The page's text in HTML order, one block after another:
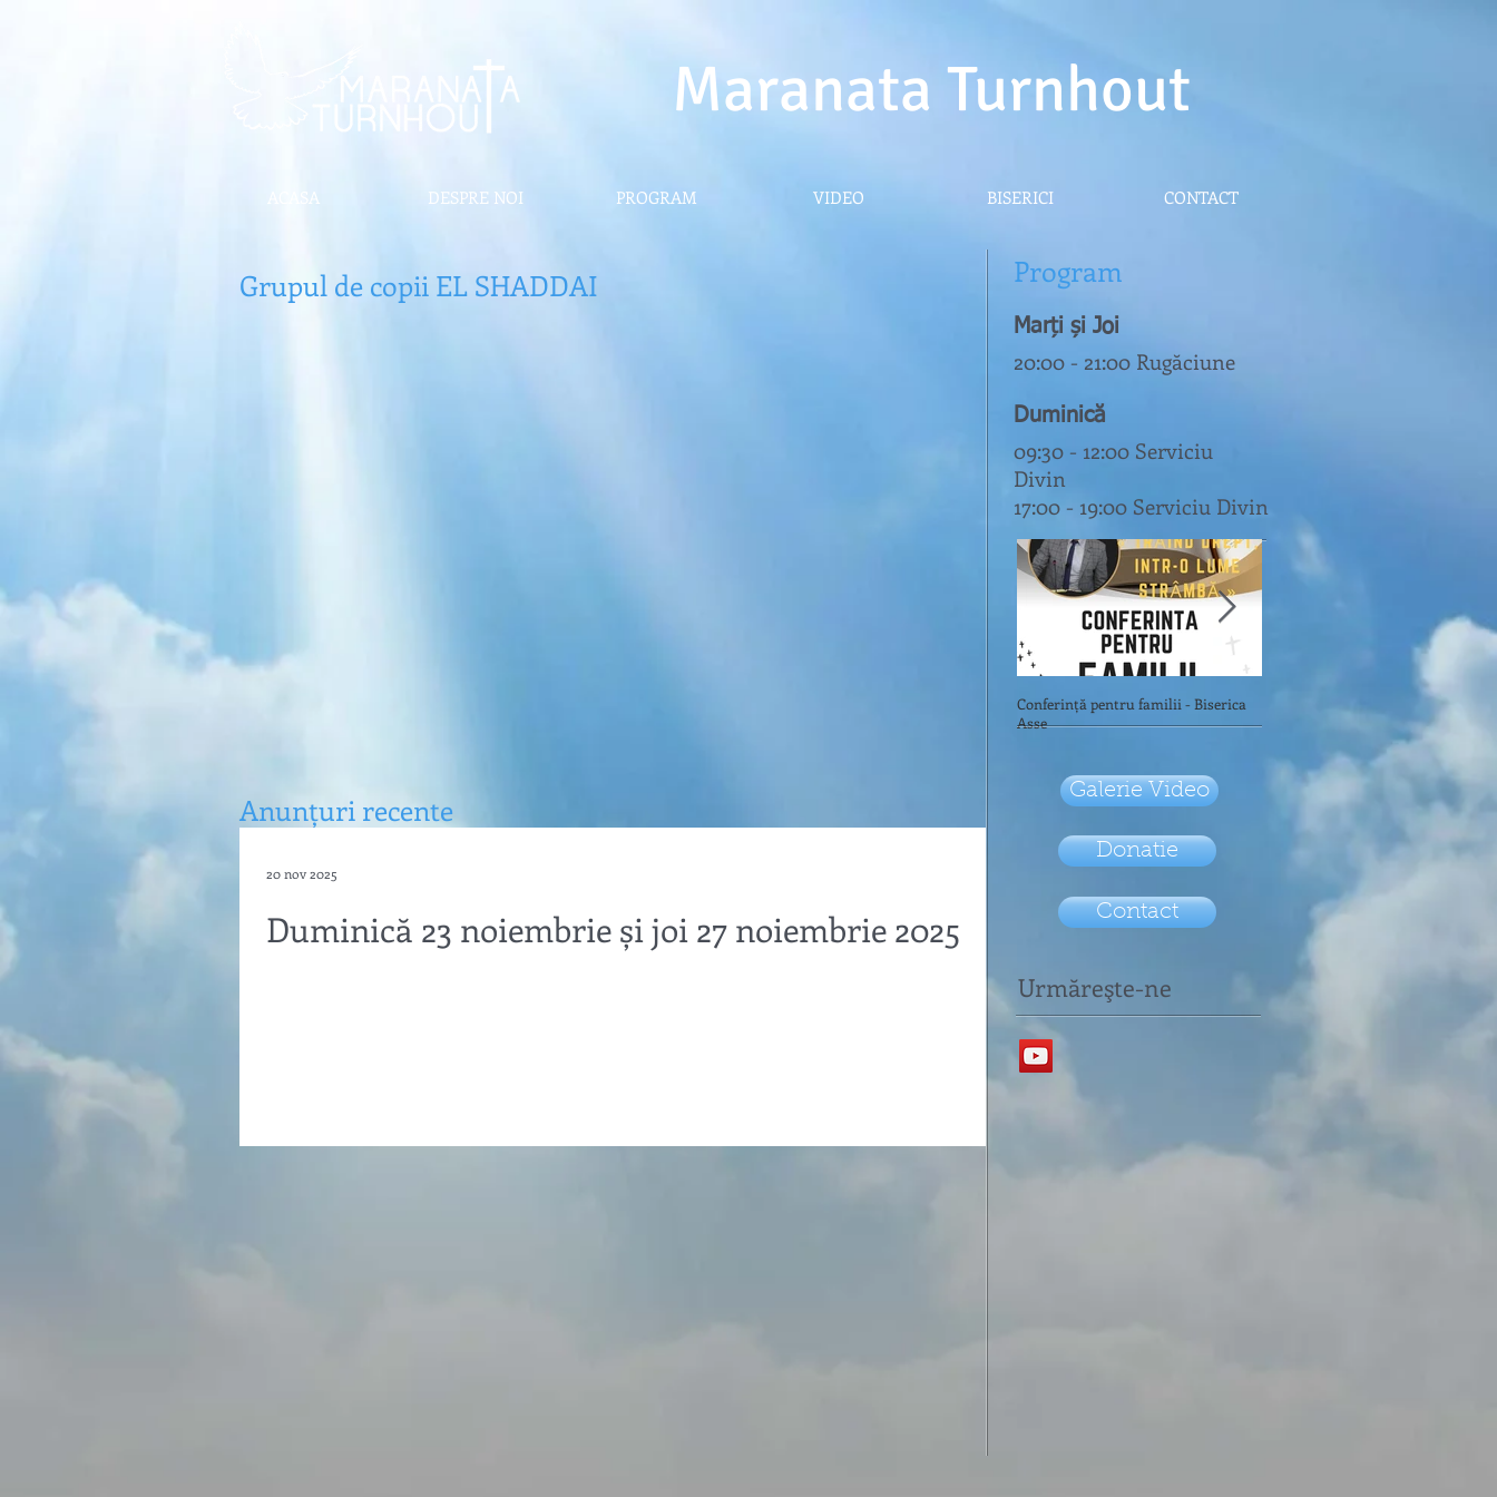
Maranata Turnhout
ACASA DESPRE NOI PROGRAM VIDEO BISERICI CONTACT
Grupul de copii EL SHADDAI Program
Marți și Joi
20:00 - 21:00 Rugăciune
Duminică
09:30 - 12:00 Serviciu
Divin
17:00 - 19:00 Serviciu Divin
Conferință pentru familii - Biserica
Asse
Consulat Itinerant Turnhout
Anunțuri recente
Duminică 23 noiembrie și joi 27 noiembrie 2025
20 nov 2025
Galerie Video
Donatie
Contact
Urmăreşte-ne